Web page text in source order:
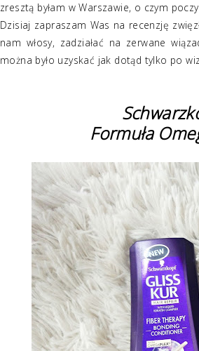
zresztą byłam w Warszawie, o czym
Dzisiaj zapraszam Was na recenzję
nam włosy, zadziałać na zerwane
można było uzyskać jak dotąd tylko po
Formuła